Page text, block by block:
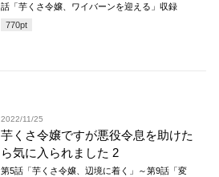
話「芋くさ令嬢、ワイバーンを迎える」収録
770pt
2022/11/25
芋くさ令嬢ですが悪役令息を助けた
ら気に入られました 2
第5話「芋くさ令嬢、辺境に着く」～第9話「変